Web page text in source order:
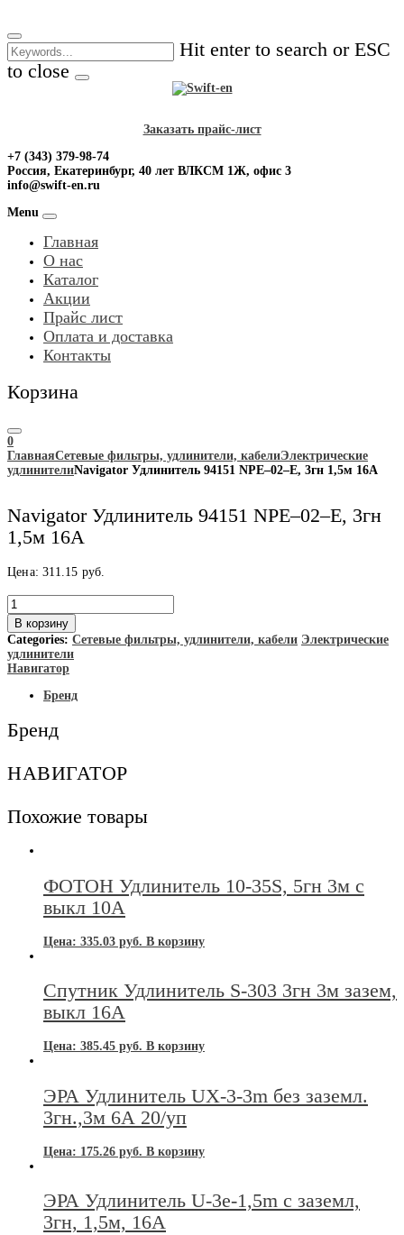
to
content
Hit enter to search or ESC
to close
Заказать прайс-лист
+7 (343) 379-98-74
Россия, Екатеринбург, 40 лет ВЛКСМ 1Ж, офис 3
info@swift-en.ru
Menu
Главная
О нас
Каталог
Акции
Прайс лист
Оплата и доставка
Контакты
Корзина
0
ГлавнаяСетевые фильтры, удлинители, кабелиЭлектрические
удлинителиNavigator Удлинитель 94151 NPE–02–E, 3гн 1,5м 16А
Navigator Удлинитель 94151 NPE–02–E, 3гн
1,5м 16А
Цена:311.15 руб.
Количество
товара
Navigator
Удлинитель
94151
NPE–
1,5м
16А
В корзину
Categories: Сетевые фильтры, удлинители, кабели Электрические
удлинители
Навигатор
Бренд
Бренд
НАВИГАТОР
Похожие товары
ФОТОН Удлинитель 10-35S, 5гн 3м с
выкл 10А
Цена: 335.03 руб. В корзину
Спутник Удлинитель S-303 3гн 3м зазем,
выкл 16А
Цена: 385.45 руб. В корзину
ЭРА Удлинитель UX-3-3m без заземл.
3гн.,3м 6А 20/уп
Цена: 175.26 руб. В корзину
ЭРА Удлинитель U-3e-1,5m c заземл,
3гн, 1,5м, 16А